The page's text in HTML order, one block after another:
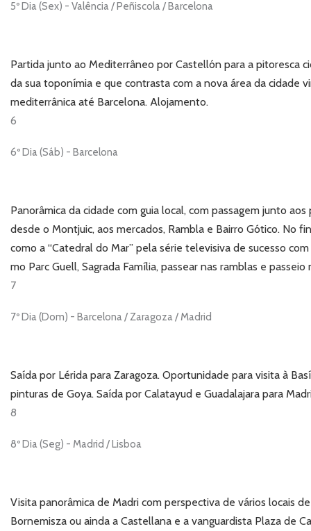
5º Dia (Sex) - Valência / Peñiscola / Barcelona
Partida junto ao Mediterrâneo por Castellón para a pitoresca
da sua toponímia e que contrasta com a nova área da cidade
mediterrânica até Barcelona. Alojamento.
6
6º Dia (Sáb) - Barcelona
Panorâmica da cidade com guia local, com passagem junto
desde o Montjuic, aos mercados, Rambla e Bairro Gótico. No
como a “Catedral do Mar” pela série televisiva de sucesso
mo Parc Guell, Sagrada Família, passear nas ramblas e
7
7º Dia (Dom) - Barcelona / Zaragoza / Madrid
Saída por Lérida para Zaragoza. Oportunidade para visita à
pinturas de Goya. Saída por Calatayud e Guadalajara para
8
8º Dia (Seg) - Madrid / Lisboa
Visita panorâmica de Madri com perspectiva de vários locais
Bornemisza ou ainda a Castellana e a vanguardista Plaza de